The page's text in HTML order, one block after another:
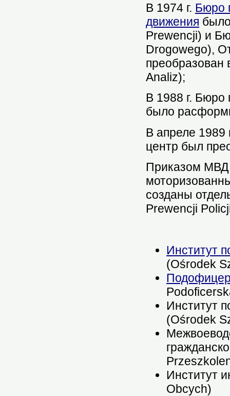
В 1974 г. Бюро
движения
Prewencji) и
Drogowego),
преобразован
Analiz);
В 1988 г. Бюро
было
В апреле
центр был
Приказом МВД
созданы
Prewencji
Институт
(Ośrodek
Институт
(Ośrodek
Институт
Obcych)